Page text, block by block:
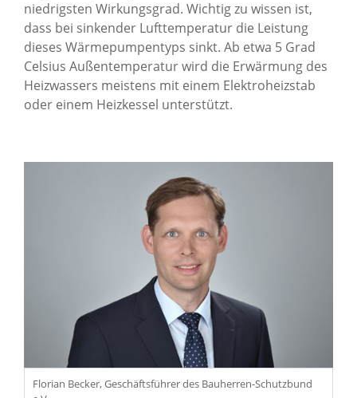
niedrigsten Wirkungsgrad. Wichtig zu wissen ist,
dass bei sinkender Lufttemperatur die Leistung
dieses Wärmepumpentyps sinkt. Ab etwa 5 Grad
Celsius Außentemperatur wird die Erwärmung des
Heizwassers meistens mit einem Elektroheizstab
oder einem Heizkessel unterstützt.
Florian Becker, Geschäftsführer des Bauherren-Schutzbund